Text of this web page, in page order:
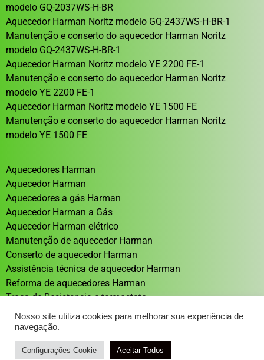
modelo GQ-2037WS-H-BR
Aquecedor Harman Noritz modelo GQ-2437WS-H-BR-1
Manutenção e conserto do aquecedor Harman Noritz
modelo GQ-2437WS-H-BR-1
Aquecedor Harman Noritz modelo YE 2200 FE-1
Manutenção e conserto do aquecedor Harman Noritz
modelo YE 2200 FE-1
Aquecedor Harman Noritz modelo YE 1500 FE
Manutenção e conserto do aquecedor Harman Noritz
modelo YE 1500 FE
Aquecedores Harman
Aquecedor Harman
Aquecedores a gás Harman
Aquecedor Harman a Gás
Aquecedor Harman elétrico
Manutenção de aquecedor Harman
Conserto de aquecedor Harman
Assistência técnica de aquecedor Harman
Reforma de aquecedores Harman
Troca de Resistencia e termostato
Aquecedor solar Sistema de aquecimento solar
Nosso site utiliza cookies para melhorar sua experiência de
navegação.
Configurações Cookie Aceitar Todos
Atendimento / Orçamento Via WhatsApp